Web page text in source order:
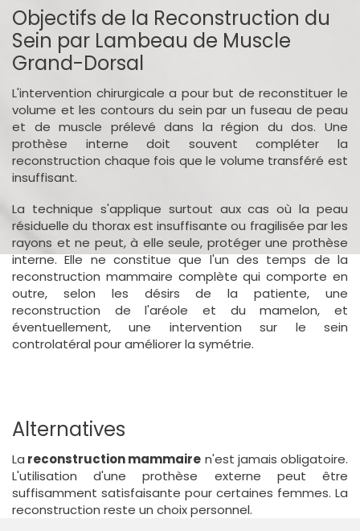
Objectifs de la Reconstruction du
Sein par Lambeau de Muscle
Grand-Dorsal
L'intervention chirurgicale a pour but de reconstituer le
volume et les contours du sein par un fuseau de peau
et de muscle prélevé dans la région du dos. Une
prothèse interne doit souvent compléter la
reconstruction chaque fois que le volume transféré est
insuffisant.
La technique s'applique surtout aux cas où la peau
résiduelle du thorax est insuffisante ou fragilisée par les
rayons et ne peut, à elle seule, protéger une prothèse
interne. Elle ne constitue que l'un des temps de la
reconstruction mammaire complète qui comporte en
outre, selon les désirs de la patiente, une
reconstruction de l'aréole et du mamelon, et
éventuellement, une intervention sur le sein
controlatéral pour améliorer la symétrie.
Alternatives
La reconstruction mammaire n'est jamais obligatoire.
L'utilisation d'une prothèse externe peut être
suffisamment satisfaisante pour certaines femmes. La
reconstruction reste un choix personnel.